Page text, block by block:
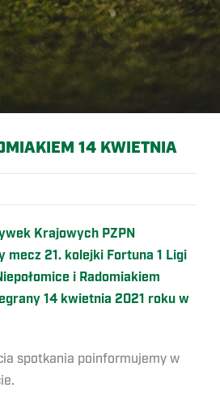
14 KWIETNIA
Krajowych PZPN
mecz 21. kolejki Fortuna 1 Ligi
i Radomiakiem
14 kwietnia 2021 roku w
spotkania poinformujemy w